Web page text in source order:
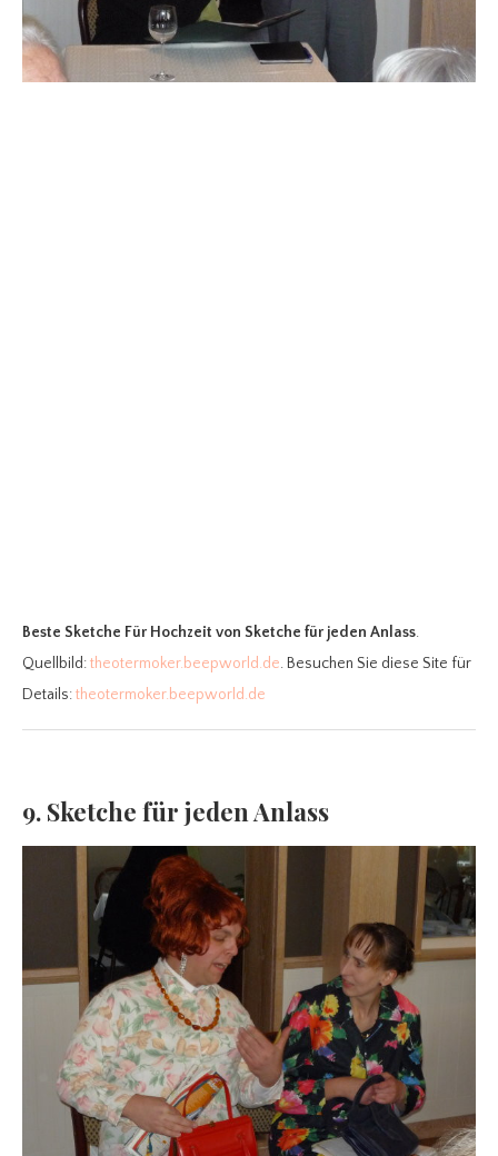
Beste Sketche Für Hochzeit von Sketche für jeden Anlass.
Quellbild:theotermoker.beepworld.de. Besuchen Sie diese Site für
Details:theotermoker.beepworld.de
9. Sketche für jeden Anlass